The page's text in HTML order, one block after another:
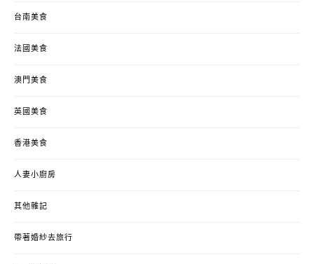
台南美食
法國美食
澳門美食
英國美食
香港美食
人妻小廚房
其他雜記
帶著婚紗去旅行